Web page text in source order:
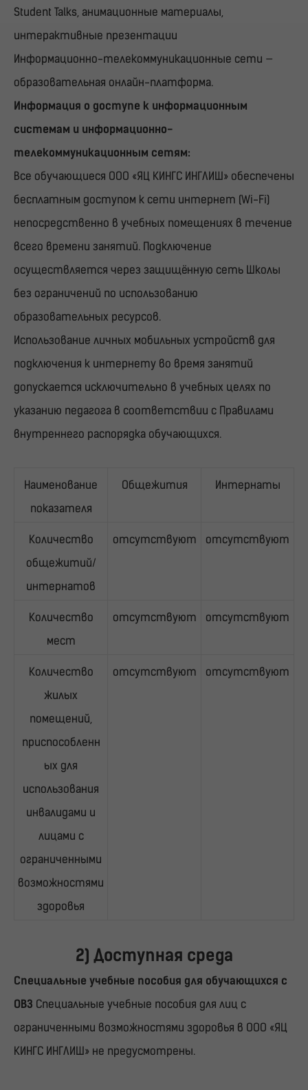
Student Talks, анимационные материалы,
интерактивные презентации
Информационно-телекоммуникационные сети —
образовательная онлайн-платформа.
Информация о доступе к информационным
системам и информационно-
телекоммуникационным сетям:
Все обучающиеся ООО «ЯЦ КИНГС ИНГЛИШ» обеспечены
бесплатным доступом к сети интернет (Wi-Fi)
непосредственно в учебных помещениях в течение
всего времени занятий. Подключение
осуществляется через защищённую сеть Школы
без ограничений по использованию
образовательных ресурсов.
Использование личных мобильных устройств для
подключения к интернету во время занятий
допускается исключительно в учебных целях по
указанию педагога в соответствии с Правилами
внутреннего распорядка обучающихся.
Наименование
показателя
Общежития Интернаты
Количество
общежитий/
интернатов
отсутствуют отсутствуют
Количество
мест
отсутствуют отсутствуют
Количество
жилых
помещений,
приспособленн
ых для
использования
инвалидами и
лицами с
ограниченными
возможностями
здоровья
отсутствуют отсутствуют
2) Доступная среда
Специальные учебные пособия для обучающихся с
ОВЗ Специальные учебные пособия для лиц с
ограниченными возможностями здоровья в ООО «ЯЦ
КИНГС ИНГЛИШ» не предусмотрены.